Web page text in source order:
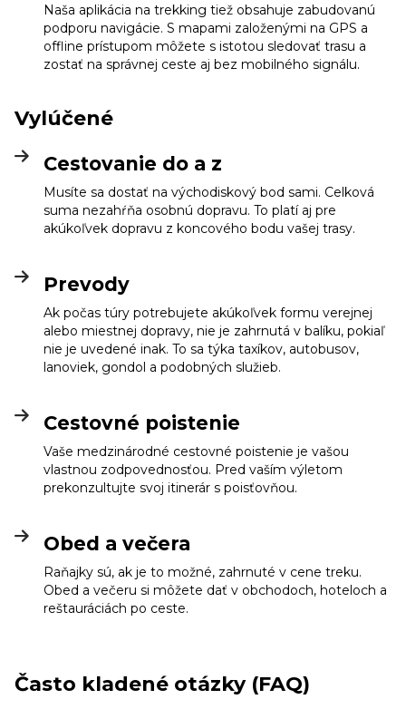
Naša aplikácia na trekking tiež obsahuje zabudovanú
podporu navigácie. S mapami založenými na GPS a
offline prístupom môžete s istotou sledovať trasu a
zostať na správnej ceste aj bez mobilného signálu.
Vylúčené
Cestovanie do a z
Musíte sa dostať na východiskový bod sami. Celková
suma nezahŕňa osobnú dopravu. To platí aj pre
akúkoľvek dopravu z koncového bodu vašej trasy.
Prevody
Ak počas túry potrebujete akúkoľvek formu verejnej
alebo miestnej dopravy, nie je zahrnutá v balíku, pokiaľ
nie je uvedené inak. To sa týka taxíkov, autobusov,
lanoviek, gondol a podobných služieb.
Cestovné poistenie
Vaše medzinárodné cestovné poistenie je vašou
vlastnou zodpovednosťou. Pred vaším výletom
prekonzultujte svoj itinerár s poisťovňou.
Obed a večera
Raňajky sú, ak je to možné, zahrnuté v cene treku.
Obed a večeru si môžete dať v obchodoch, hoteloch a
reštauráciách po ceste.
Často kladené otázky (FAQ)